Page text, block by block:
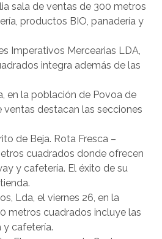
sala de ventas de 300 metros
productos BIO, panadería y
Imperativos Mercearias LDA,
integra además de las
en la población de Povoa de
destacan las secciones
de Beja. Rota Fresca –
cuadrados donde ofrecen
y cafetería. El éxito de su
Lda, el viernes 26, en la
metros cuadrados incluye las
y cafetería.